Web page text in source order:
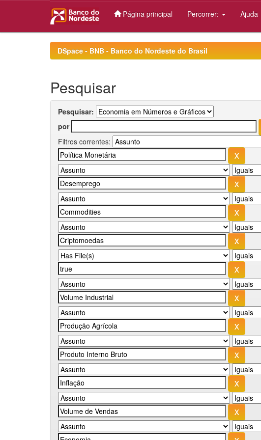
Página principal Percorrer: Ajuda
DSpace - BNB - Banco do Nordeste do Brasil
Pesquisar
Pesquisar:
por
Filtros correntes: